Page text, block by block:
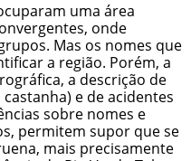
uma área
onde
Mas os nomes que
a região. Porém, a
a descrição de
e de acidentes
sobre nomes e
permitem supor que se
mais precisamente